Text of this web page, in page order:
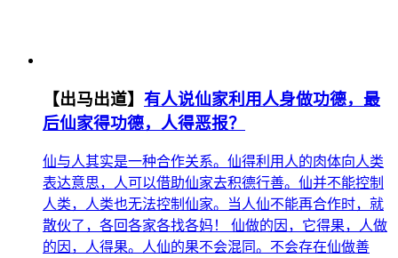
【出马出道】 有人说仙家利用人身做功德，最
后仙家得功德，人得恶报？
仙与人其实是一种合作关系。仙得利用人的肉体向人类
表达意思，人可以借助仙家去积德行善。仙并不能控制
人类，人类也无法控制仙家。当人仙不能再合作时，就
散伙了，各回各家各找各妈！ 仙做的因，它得果，人做
的因，人得果。人仙的果不会混同。不会存在仙做善